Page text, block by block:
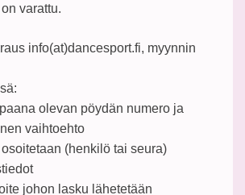
varattu.
info(at)dancesport.fi, myynnin
olevan pöydän numero ja
vaihtoehto
(henkilö tai seura)
johon lasku lähetetään